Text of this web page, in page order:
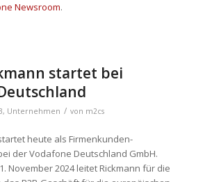
Newsroom.
startet bei
, Unternehmen / von m2cs
heute als Firmenkunden-
der Vodafone Deutschland GmbH.
November 2024 leitet Rickmann für die